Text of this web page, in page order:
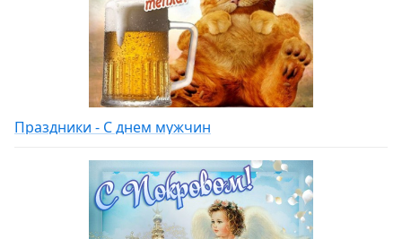
Праздники - С днем мужчин